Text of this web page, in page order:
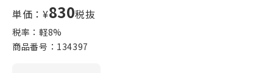
単価：¥830税抜
税率：軽8%
商品番号： 134397